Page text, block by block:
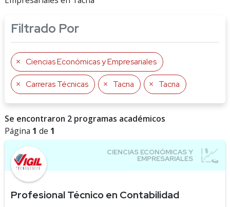
Filtrado Por
Ciencias Económicas y Empresariales
Carreras Técnicas Tacna Tacna
Se encontraron 2 programas académicos
Página 1 de 1
Profesional Técnico en Contabilidad